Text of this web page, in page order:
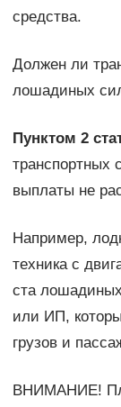
средства.
Должен ли
лошадиных
Пунктом 2
транспортных
выплаты не
Например,
техника с
ста
или ИП,
грузов и
ВНИМАНИЕ!